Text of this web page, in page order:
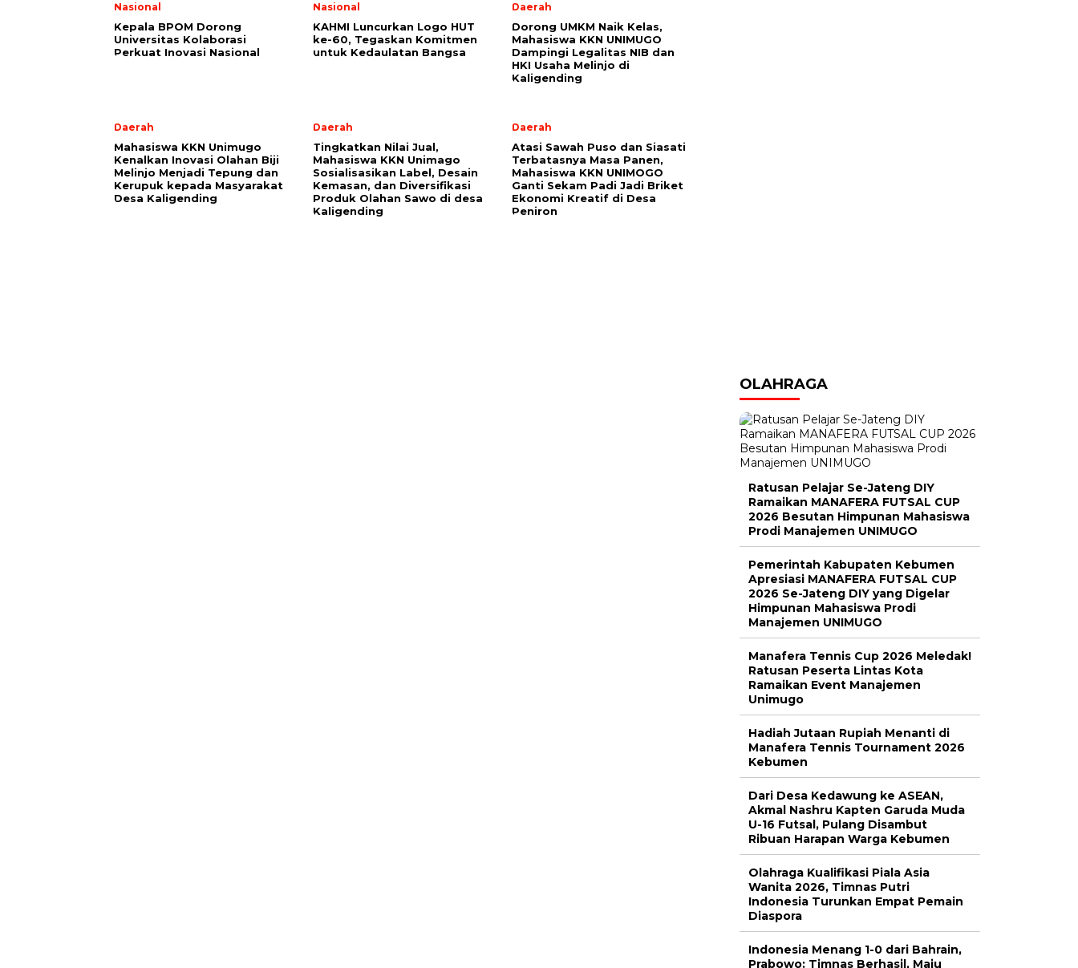
Nasional
Kepala BPOM Dorong
Universitas Kolaborasi
Perkuat Inovasi Nasional
Nasional
KAHMI Luncurkan Logo HUT
ke-60, Tegaskan Komitmen
untuk Kedaulatan Bangsa
Daerah
Dorong UMKM Naik Kelas,
Mahasiswa KKN UNIMUGO
Dampingi Legalitas NIB dan
HKI Usaha Melinjo di
Kaligending
Daerah
Mahasiswa KKN Unimugo
Kenalkan Inovasi Olahan Biji
Melinjo Menjadi Tepung dan
Kerupuk kepada Masyarakat
Desa Kaligending
Daerah
Tingkatkan Nilai Jual,
Mahasiswa KKN Unimago
Sosialisasikan Label, Desain
Kemasan, dan Diversifikasi
Produk Olahan Sawo di desa
Kaligending
Daerah
Atasi Sawah Puso dan Siasati
Terbatasnya Masa Panen,
Mahasiswa KKN UNIMOGO
Ganti Sekam Padi Jadi Briket
Ekonomi Kreatif di Desa
Peniron
OLAHRAGA
Ratusan Pelajar Se-Jateng DIY
Ramaikan MANAFERA FUTSAL CUP
2026 Besutan Himpunan Mahasiswa
Prodi Manajemen UNIMUGO
Pemerintah Kabupaten Kebumen
Apresiasi MANAFERA FUTSAL CUP
2026 Se-Jateng DIY yang Digelar
Himpunan Mahasiswa Prodi
Manajemen UNIMUGO
Manafera Tennis Cup 2026 Meledak!
Ratusan Peserta Lintas Kota
Ramaikan Event Manajemen
Unimugo
Hadiah Jutaan Rupiah Menanti di
Manafera Tennis Tournament 2026
Kebumen
Dari Desa Kedawung ke ASEAN,
Akmal Nashru Kapten Garuda Muda
U-16 Futsal, Pulang Disambut
Ribuan Harapan Warga Kebumen
Olahraga Kualifikasi Piala Asia
Wanita 2026, Timnas Putri
Indonesia Turunkan Empat Pemain
Diaspora
Indonesia Menang 1-0 dari Bahrain,
Prabowo: Timnas Berhasil, Maju